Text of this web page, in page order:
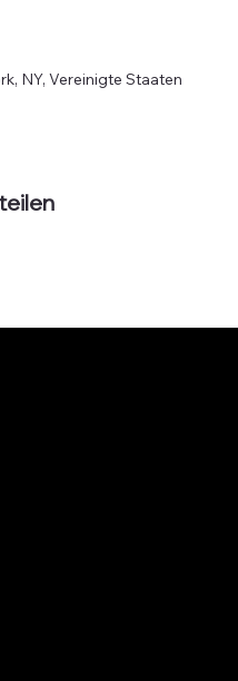
NY, Vereinigte Staaten